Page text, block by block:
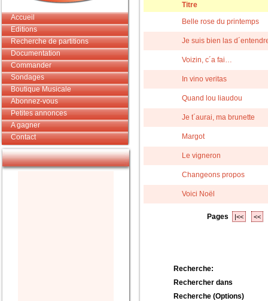
Accueil
Editions
Recherche de partitions
Documentation
Commander
Sondages
Boutique Musicale
Abonnez-vous
Petites annonces
A gagner
Contact
Titre
Belle rose du printemps
Je suis bien las
Voizin, c´a fai…
In vino veritas
Quand lou liaudou
Je t´aurai, ma brunette
Margot
Le vigneron
Changeons propos
Voici Noël
Pages |<< <<
Recherche:
Rechercher dans
Recherche (Options)